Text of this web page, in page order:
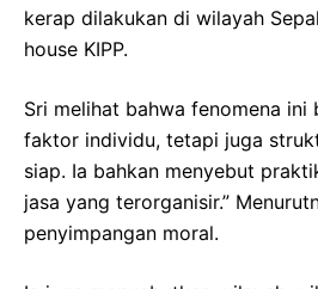
kerap dilakukan di wilayah
house KIPP.
Sri melihat bahwa fenomena ini
faktor individu, tetapi juga
siap. Ia bahkan menyebut
jasa yang terorganisir.”
penyimpangan moral.